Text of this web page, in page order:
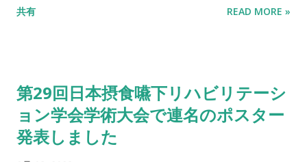
of impression. BTW, if the identical food tastes completely
人スポーツプロジェクト ディレクター／AXEREAL株式会社 代
表取締役社長／情報経営イノベーション専門職大学 超客員教
授） 石戸 奈々子（B Lab 所長／慶應義塾大学大学院メディアデ
ザイン研究科 教授） 伊藤 穰一（千葉工業大学 学長／...
くかかわってきたが，芸術としての食については未踏の領域で
ンダイニングのシェフの創作活動にも影響を与えるようになっ
た。多感覚知覚であることをはじめとして，食と他の芸術との
共通点が見出されつつある。それらの共通点についてはこれま
共有 READ MORE »
第29回日本摂食嚥下リハビリテーシ
ョン学会学術大会で連名のポスター
発表しました